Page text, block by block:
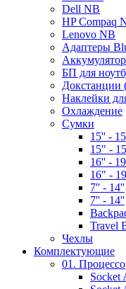
Dell NB
HP Compaq
Lenovo NB
Адаптеры
БП для
Докстанции
Наклейки
Охлаждение
Сумки
15'' -
15" -
16'' -
16" -
7'' - 14''
7'' - 14''
Travel
Чехлы
Комплектующие
01.
Socket